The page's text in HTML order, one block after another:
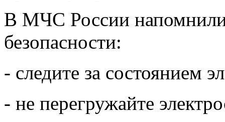
В МЧС России
безопасности:
- следите за состоянием
- не перегружайте